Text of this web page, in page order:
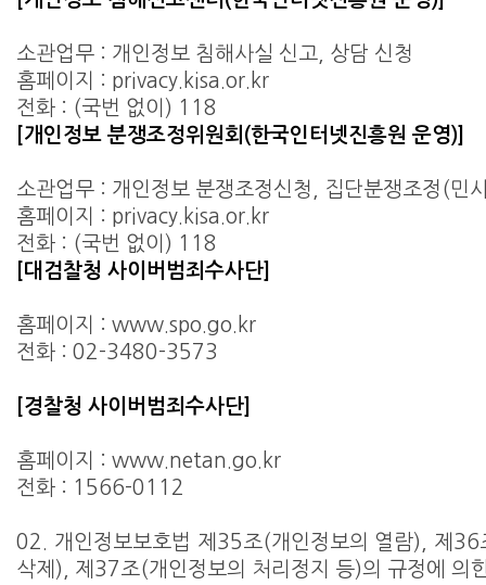
소관업무 : 개인정보 침해사실 신고, 상담 신청
홈페이지 : privacy.kisa.or.kr
전화 : (국번 없이) 118
[개인정보 분쟁조정위원회(한국인터넷진흥원 운영)]
소관업무 : 개인정보 분쟁조정신청, 집단분쟁조정(민
홈페이지 : privacy.kisa.or.kr
전화 : (국번 없이) 118
[대검찰청 사이버범죄수사단]
홈페이지 : www.spo.go.kr
전화 : 02-3480-3573
[경찰청 사이버범죄수사단]
홈페이지 : www.netan.go.kr
전화 : 1566-0112
02. 개인정보보호법 제35조(개인정보의 열람), 제36
삭제), 제37조(개인정보의 처리정지 등)의 규정에 의